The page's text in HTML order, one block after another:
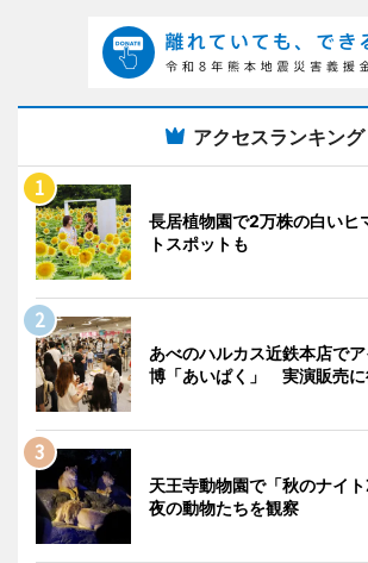
アクセスランキング
長居植物園で2万株の白い
トスポットも
あべのハルカス近鉄本店で
博「あいぱく」 実演販売に
天王寺動物園で「秋のナイ
夜の動物たちを観察